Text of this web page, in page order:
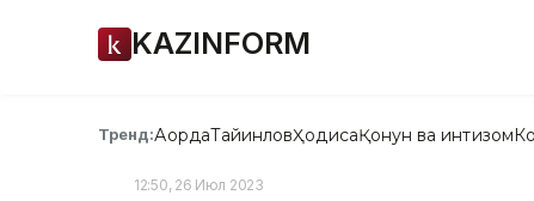
KAZINFORM
Тренд:АқордаТайинловҲодисаҚонун ва интизом
12:50, 26 Июл 2023